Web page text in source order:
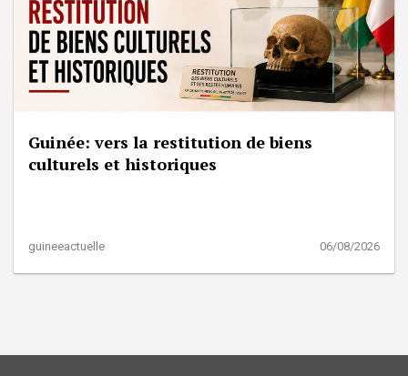
Guinée: vers la restitution de biens
culturels et historiques
guineeactuelle 06/08/2026